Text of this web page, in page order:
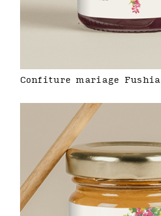
Confiture mariage Fushia